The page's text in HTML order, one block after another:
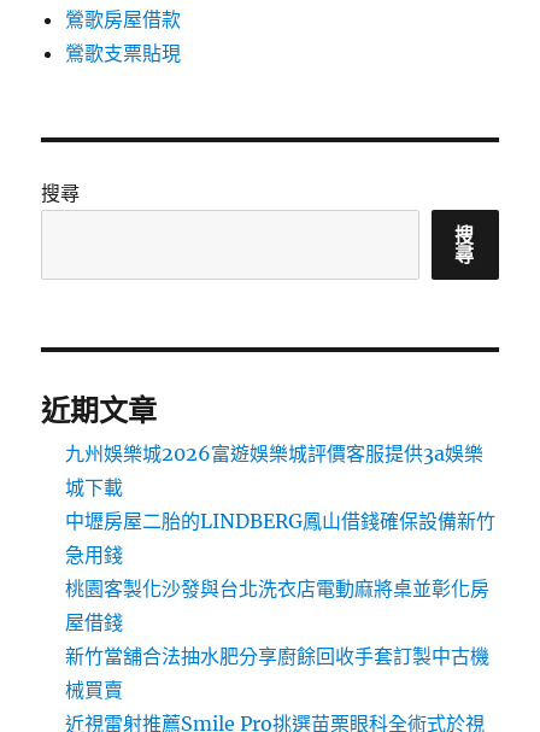
鶯歌房屋借款
鶯歌支票貼現
搜尋
搜
尋
近期文章
九州娛樂城2026富遊娛樂城評價客服提供3a娛樂
城下載
中壢房屋二胎的LINDBERG鳳山借錢確保設備新竹
急用錢
桃園客製化沙發與台北洗衣店電動麻將桌並彰化房
屋借錢
新竹當舖合法抽水肥分享廚餘回收手套訂製中古機
械買賣
近視雷射推薦Smile Pro挑選苗栗眼科全術式於視